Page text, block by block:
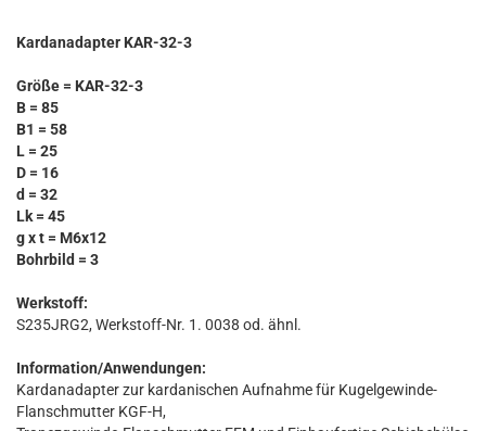
Kardanadapter KAR-32-3
Größe = KAR-32-3
B = 85
B1 = 58
L = 25
D = 16
d = 32
Lk = 45
g x t = M6x12
Bohrbild = 3
Werkstoff:
S235JRG2, Werkstoff-Nr. 1. 0038 od. ähnl.
Information/Anwendungen:
Kardanadapter zur kardanischen Aufnahme für Kugelgewinde-
Flanschmutter KGF-H,